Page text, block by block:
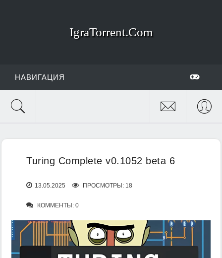
IgraTorrent.Com
НАВИГАЦИЯ
Turing Complete v0.1052 beta 6
13.05.2025 ПРОСМОТРЫ: 18
КОММЕНТЫ: 0